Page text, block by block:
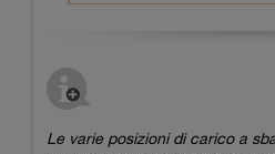
Le varie posizioni di carico a